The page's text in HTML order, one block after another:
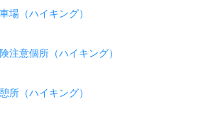
場（ハイキング）
注意個所（ハイキング）
所（ハイキング）